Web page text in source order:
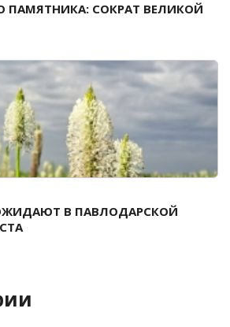
ПАМЯТНИКА: СОКРАТ ВЕЛИКОЙ
В ПАВЛОДАРСКОЙ